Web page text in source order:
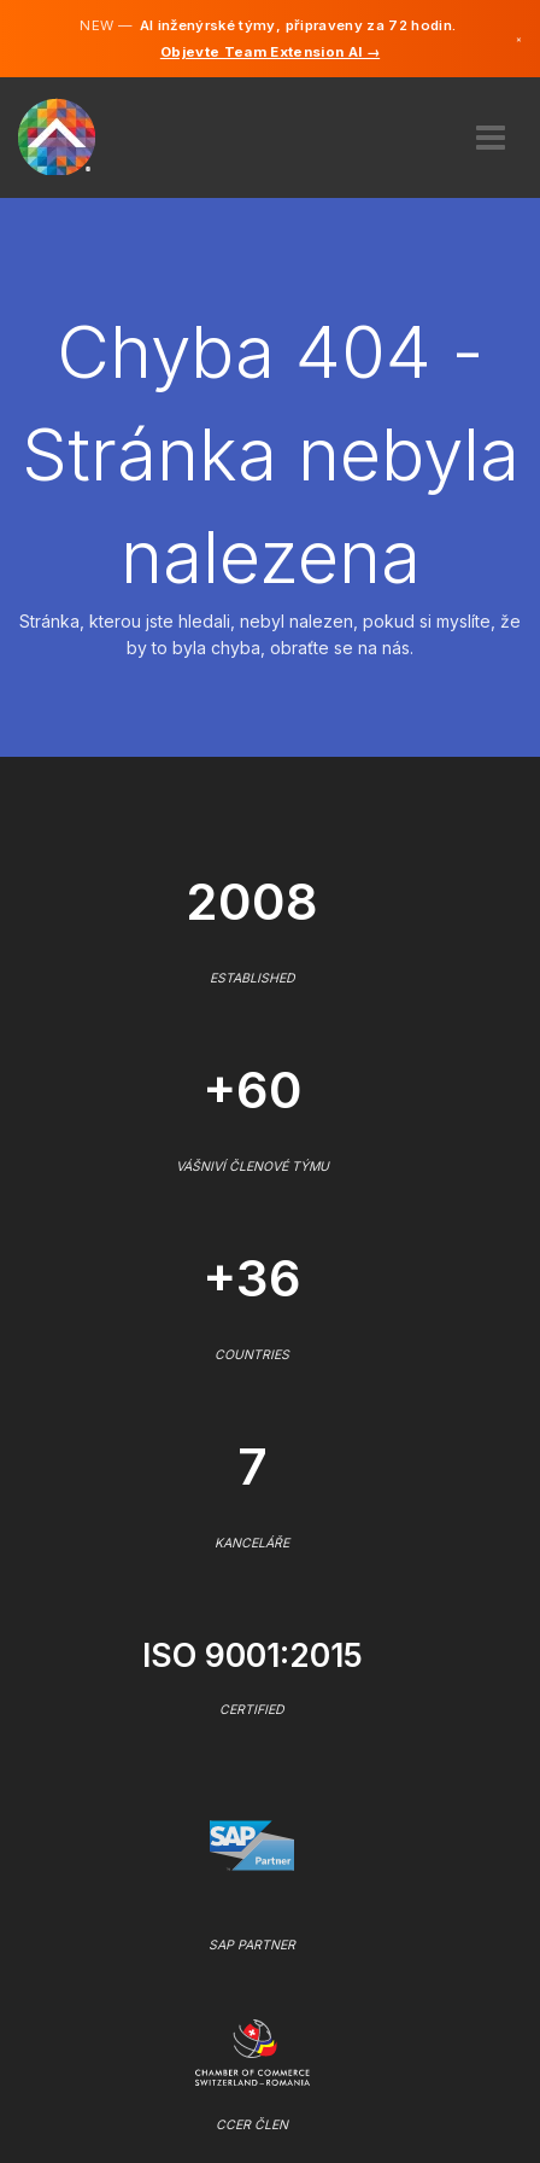
NEW —AI inženýrské týmy, připraveny za 72 hodin.
Objevte Team Extension AI →
×
NAJMOUT
CS
Angličtina
Chyba 404 -
Stránka nebyla
nalezena
Stránka, kterou jste hledali, nebyl nalezen, pokud si myslíte, že
by to byla chyba, obraťte se na nás.
2008
ESTABLISHED
+60
VÁŠNIVÍ ČLENOVÉ TÝMU
+36
COUNTRIES
7
KANCELÁŘE
ISO 9001:2015
CERTIFIED
SAP PARTNER
CCER ČLEN